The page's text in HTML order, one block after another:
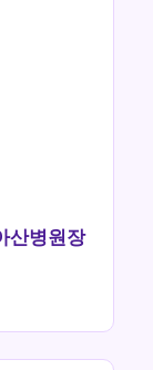
산병원장